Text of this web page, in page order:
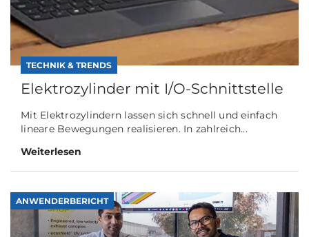
TECHNIK & TRENDS
Elektrozylinder mit I/O-Schnittstelle
Mit Elektrozylindern lassen sich schnell und einfach
lineare Bewegungen realisieren. In zahlreich...
Weiterlesen
ANWENDERBERICHT